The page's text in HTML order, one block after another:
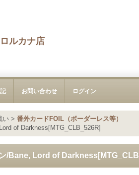
ルカナ店
お問い合わせ ログイン
い > 番外カードFOIL（ボーダーレス等）
of Darkness[MTG_CLB_526R]
/Bane, Lord of